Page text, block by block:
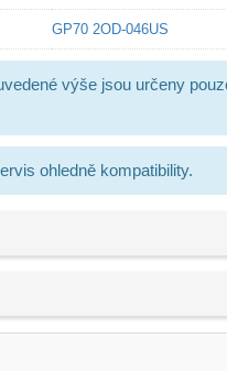
GP70 2OD-046US
výše jsou určeny
ohledně kompatibility.